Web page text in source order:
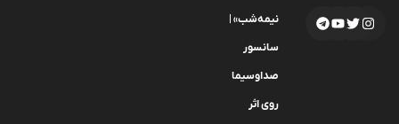
نیمه‌شب» |
سانسور
صداوسیما
روی اثر